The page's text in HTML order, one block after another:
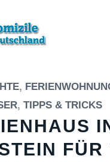
,
, TIPPS & TRICKS
FÜR